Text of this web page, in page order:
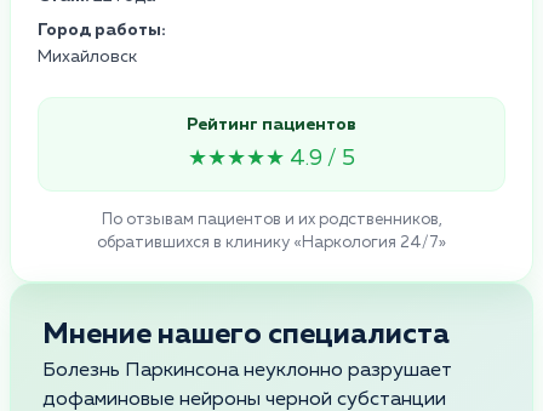
Город работы:
Михайловск
Рейтинг пациентов
★★★★★ 4.9 / 5
По отзывам пациентов и их родственников,
обратившихся в клинику «Наркология 24/7»
Мнение нашего специалиста
Болезнь Паркинсона неуклонно разрушает
дофаминовые нейроны черной субстанции